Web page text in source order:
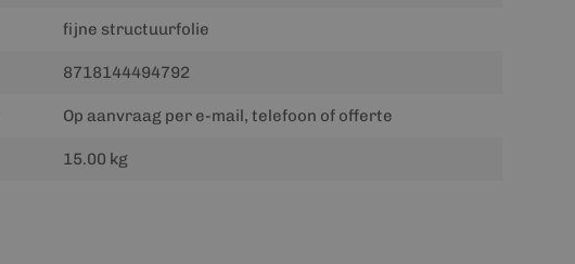
fijne structuurfolie
8718144494792
Op aanvraag per e-mail, telefoon of offerte
15.00 kg